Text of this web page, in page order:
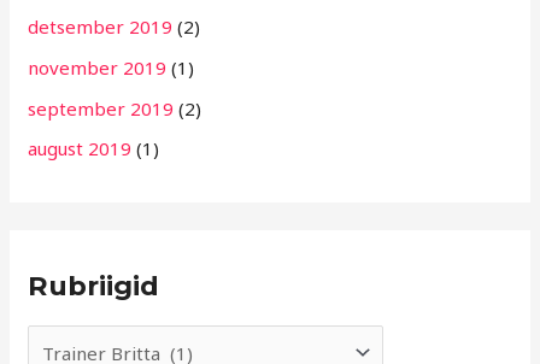
detsember 2019 (2)
november 2019 (1)
september 2019 (2)
august 2019 (1)
Rubriigid